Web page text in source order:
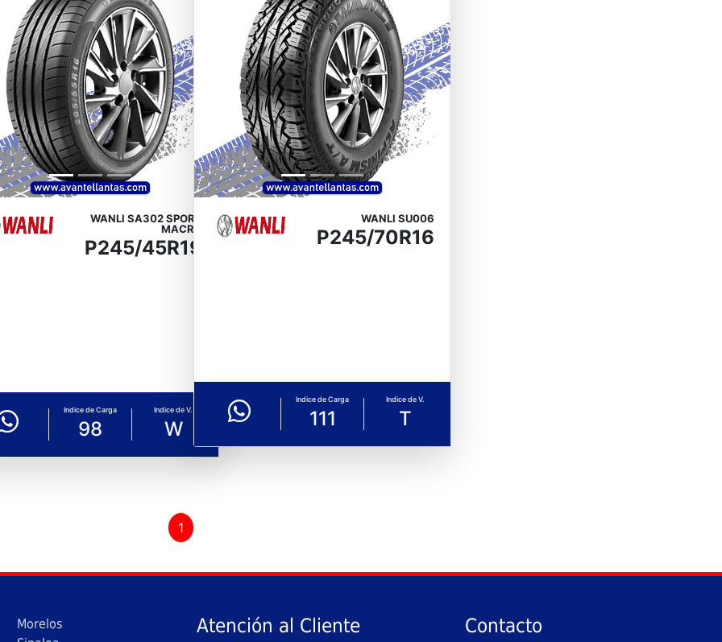
WANLI SA302 SPORT
MACRO
P245/45R19
Indice de Carga
98
Indice de V.
W
Previous Next
WANLI SU006
P245/70R16
Indice de Carga
111
Indice de V.
T
1
Morelos
Atención al Cliente Contacto